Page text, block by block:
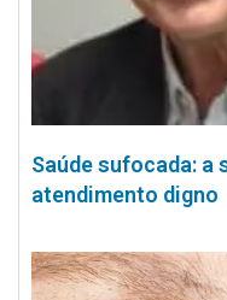
Saúde sufocada: a
atendimento digno